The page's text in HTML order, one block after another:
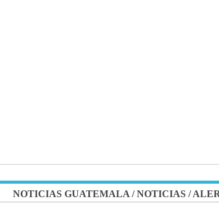
NOTICIAS GUATEMALA /NOTICIAS /